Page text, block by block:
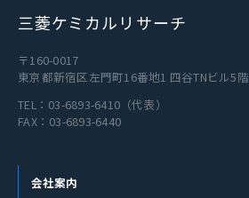
三菱ケミカルリサーチ
〒160-0017
東京都新宿区左門町16番地1 四谷TNビル5階
TEL： 03-6893-6410 （代表）
FAX：03-6893-6440
会社案内